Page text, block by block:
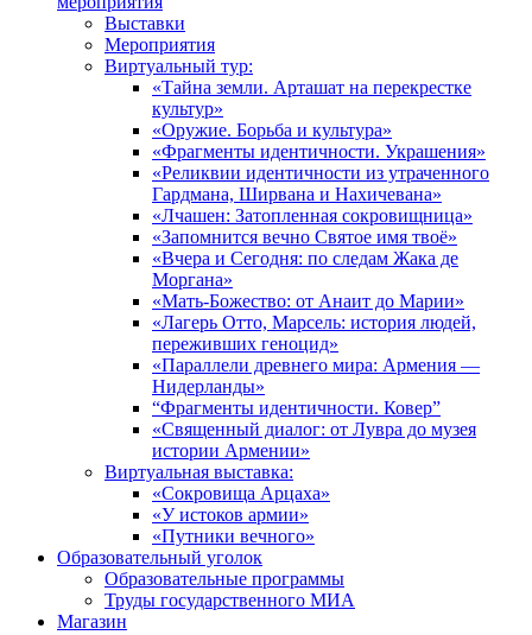
Выставки
Мероприятия
Виртуальный тур:
«Тайна земли. Арташат на перекрестке
культур»
«Оружие. Борьба и культура»
«Фрагменты идентичности. Украшения»
«Реликвии идентичности из утраченного
Гардмана, Ширвана и Нахичевана»
«Лчашен: Затопленная сокровищница»
«Запомнится вечно Святое имя твоё»
«Вчера и Сегодня: по следам Жака де
Моргана»
«Мать-Божество: от Анаит до Марии»
«Лагерь Отто, Марсель: история людей,
переживших геноцид»
«Параллели древнего мира: Армения —
Нидерланды»
“Фрагменты идентичности. Ковер”
«Священный диалог: от Лувра до музея
истории Армении»
Виртуальная выставка:
«Сокровища Арцаха»
«У истоков армии»
«Путники вечного»
Образовательный уголок
Образовательные программы
Труды государственного МИА
Магазин